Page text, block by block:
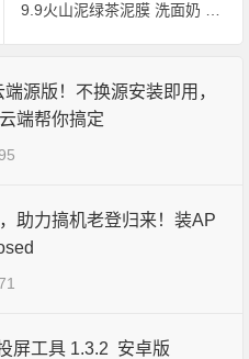
9.9火山泥绿茶泥膜 洗面奶 小清新台历本 亲肤大毛巾 咸蛋黄拌面 大理有机牧场牛奶 加厚羽绒服 鲜花饼 抑菌洗手液 棉柔卫生巾 骨传导耳机 数据线
源版！不换源安装即用，
端帮你搞定
助力搞机老登归来！装AP
屏工具 1.3.2 安卓版